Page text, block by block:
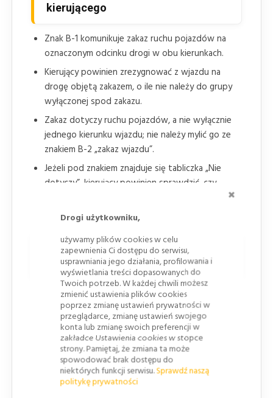
Drogi użytkowniku,
używamy plików cookies w celu
zapewnienia Ci dostępu do serwisu,
usprawniania jego działania, profilowania i
wyświetlania treści dopasowanych do
Twoich potrzeb. W każdej chwili możesz
zmienić ustawienia plików cookies
poprzez zmianę ustawień prywatności w
przeglądarce, zmianę ustawień swojego
konta lub zmianę swoich preferencji w
zakładce Ustawienia cookies w stopce
strony. Pamiętaj, że zmiana ta może
spowodować brak dostępu do
niektórych funkcji serwisu.Sprawdź naszą
politykę prywatności
kierującego
Znak B-1 komunikuje zakaz ruchu pojazdów na
oznaczonym odcinku drogi w obu kierunkach.
Kierujący powinien zrezygnować z wjazdu na
drogę objętą zakazem, o ile nie należy do grupy
wyłączonej spod zakazu.
Zakaz dotyczy ruchu pojazdów, a nie wyłącznie
jednego kierunku wjazdu; nie należy mylić go ze
znakiem B-2 „zakaz wjazdu”.
Jeżeli pod znakiem znajduje się tabliczka „Nie
dotyczy”, kierujący powinien sprawdzić, czy
użytkownika drogi.
Kiedy stosuje się znak zakazu ruchu
w obu kierunkach
Przy czasowym lub stałym zamknięciu drogi z
powodu robót prowadzonych w pasie
drogowym.
Na odcinkach, których stan techniczny nie
pozwala dopuścić ogólnego ruchu pojazdów, np.
przy uszkodzeniu jezdni lub obiektu mostowego.
Gdy droga została przeznaczona do innych celów